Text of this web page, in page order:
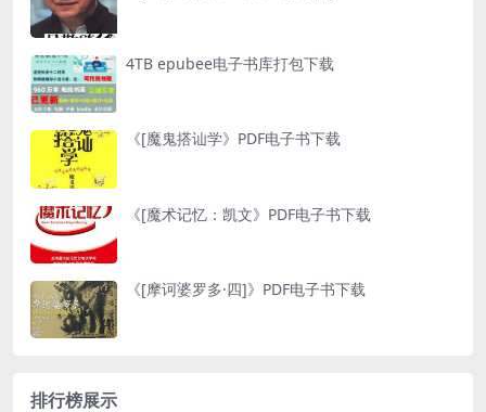
4TB epubee电子书库打包下载
《[魔鬼搭讪学》PDF电子书下载
《[魔术记忆：凯文》PDF电子书下载
《[摩诃婆罗多·四]》PDF电子书下载
排行榜展示